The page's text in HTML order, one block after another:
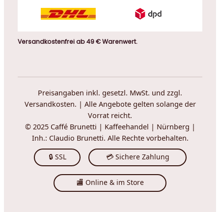
Versandkostenfrei ab 49 € Warenwert.
Preisangaben inkl. gesetzl. MwSt. und zzgl.
Versandkosten. | Alle Angebote gelten solange der
Vorrat reicht.
© 2025 Caffé Brunetti | Kaffeehandel | Nürnberg |
Inh.: Claudio Brunetti. Alle Rechte vorbehalten.
🔒 SSL 💳 Sichere Zahlung
🏬 Online & im Store